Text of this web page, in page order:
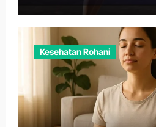
Kesehatan Rohani